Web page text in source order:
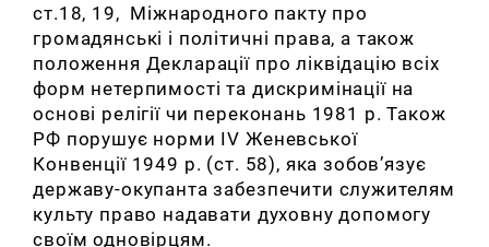
ст.18, 19, Міжнародного пакту про
громадянські і політичні права, а також
положення Декларації про ліквідацію всіх
форм нетерпимості та дискримінації на
основі релігії чи переконань 1981 р. Також
РФ порушує норми IV Женевської
Конвенції 1949 р. (ст. 58), яка зобов’язує
державу-окупанта забезпечити служителям
культу право надавати духовну допомогу
своїм одновірцям.